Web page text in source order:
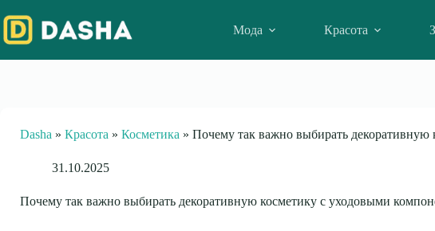
to
content
Мода Красота
Dasha » Красота » Косметика » Почему так важно выбирать
31.10.2025
Почему так важно выбирать декоративную косметику с уходовыми